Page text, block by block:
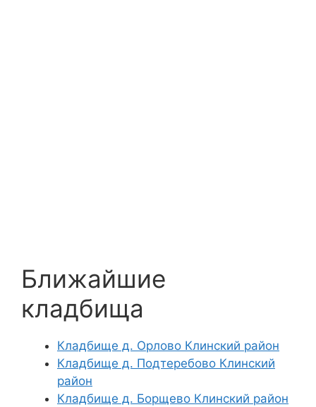
Ближайшие
кладбища
Кладбище д. Орлово Клинский район
Кладбище д. Подтеребово Клинский
район
Кладбище д. Борщево Клинский район